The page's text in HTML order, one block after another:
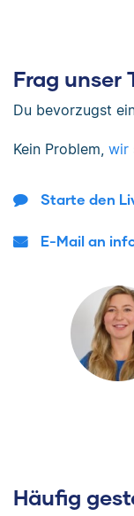
Frag unser
Du bevorzugst
Kein Problem, wir
Starte den
E-Mail an
Häufig